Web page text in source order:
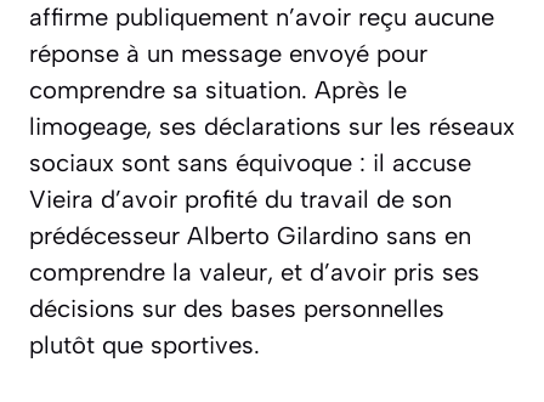
affirme publiquement n’avoir reçu aucune
réponse à un message envoyé pour
comprendre sa situation. Après le
limogeage, ses déclarations sur les réseaux
sociaux sont sans équivoque : il accuse
Vieira d’avoir profité du travail de son
prédécesseur Alberto Gilardino sans en
comprendre la valeur, et d’avoir pris ses
décisions sur des bases personnelles
plutôt que sportives.